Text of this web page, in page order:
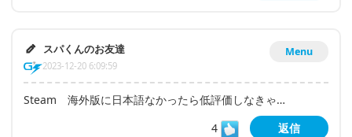
Menu
スパくんのお友達
2023-12-20 6:09:59
Steam 海外版に日本語なかったら低評価しなきゃ…
4
返信